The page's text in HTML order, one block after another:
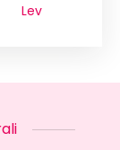
Lev